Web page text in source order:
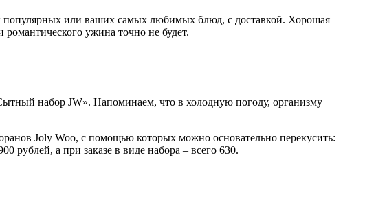
популярных или ваших самых любимых блюд, с доставкой. Хорошая
ужина точно не будет.
набор JW». Напоминаем, что в холодную погоду, организму
Joly Woo, с помощью которых можно основательно перекусить:
рублей, а при заказе в виде набора – всего 630.